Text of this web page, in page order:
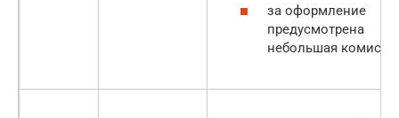
за оформление
предусмотрена
небольшая